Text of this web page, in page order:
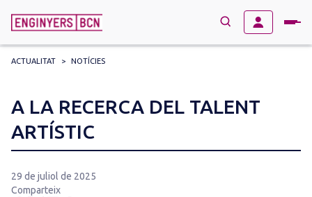
for:
ACTUALITAT > NOTÍCIES
A LA RECERCA DEL TALENT
ARTÍSTIC
29 de juliol de 2025
Comparteix